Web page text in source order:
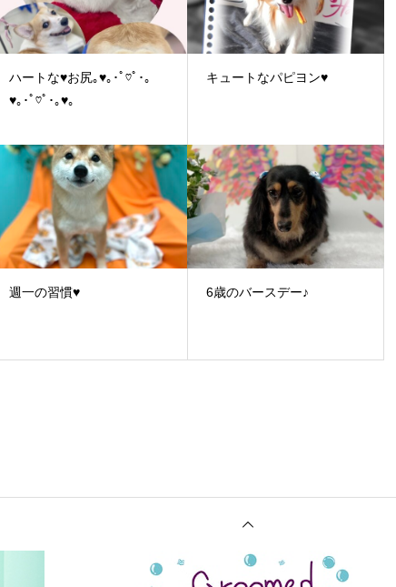
ハートな♥お尻｡♥｡･ﾟ♡ﾟ･｡
♥｡･ﾟ♡ﾟ･｡♥｡
キュートなパピヨン♥
週一の習慣♥ 6歳のバースデー♪